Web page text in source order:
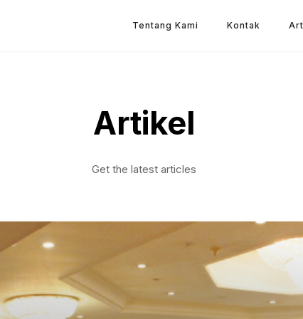
Tentang Kami Kontak
Artikel
Get the latest articles